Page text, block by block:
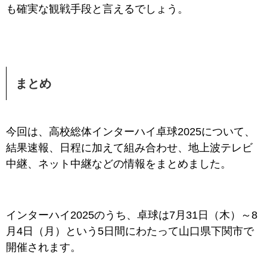
も確実な観戦手段と言えるでしょう。
まとめ
今回は、高校総体インターハイ卓球2025について、
結果速報、日程に加えて組み合わせ、地上波テレビ
中継、ネット中継などの情報をまとめました。
インターハイ2025のうち、卓球は7月31日（木）～8
月4日（月）という5日間にわたって山口県下関市で
開催されます。